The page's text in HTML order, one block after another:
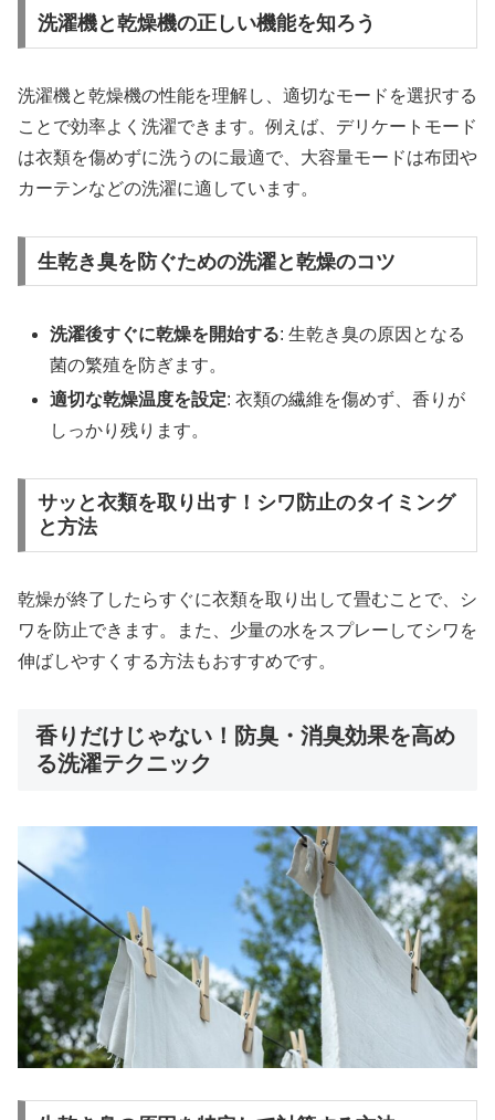
洗濯機と乾燥機の正しい機能を知ろう
洗濯機と乾燥機の性能を理解し、適切なモードを選択する
ことで効率よく洗濯できます。例えば、デリケートモード
は衣類を傷めずに洗うのに最適で、大容量モードは布団や
カーテンなどの洗濯に適しています。
生乾き臭を防ぐための洗濯と乾燥のコツ
洗濯後すぐに乾燥を開始する: 生乾き臭の原因となる
菌の繁殖を防ぎます。
適切な乾燥温度を設定: 衣類の繊維を傷めず、香りが
しっかり残ります。
サッと衣類を取り出す！シワ防止のタイミング
と方法
乾燥が終了したらすぐに衣類を取り出して畳むことで、シ
ワを防止できます。また、少量の水をスプレーしてシワを
伸ばしやすくする方法もおすすめです。
香りだけじゃない！防臭・消臭効果を高め
る洗濯テクニック